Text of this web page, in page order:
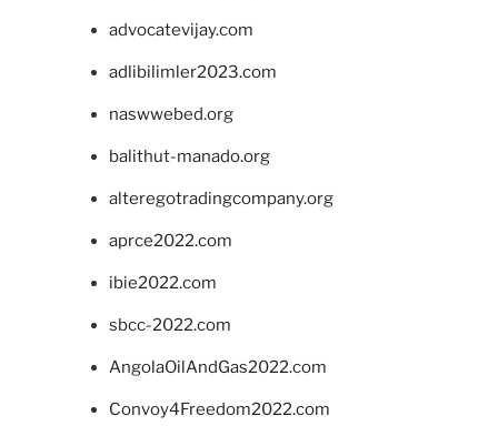
advocatevijay.com
adlibilimler2023.com
naswwebed.org
balithut-manado.org
alteregotradingcompany.org
aprce2022.com
ibie2022.com
sbcc-2022.com
AngolaOilAndGas2022.com
Convoy4Freedom2022.com